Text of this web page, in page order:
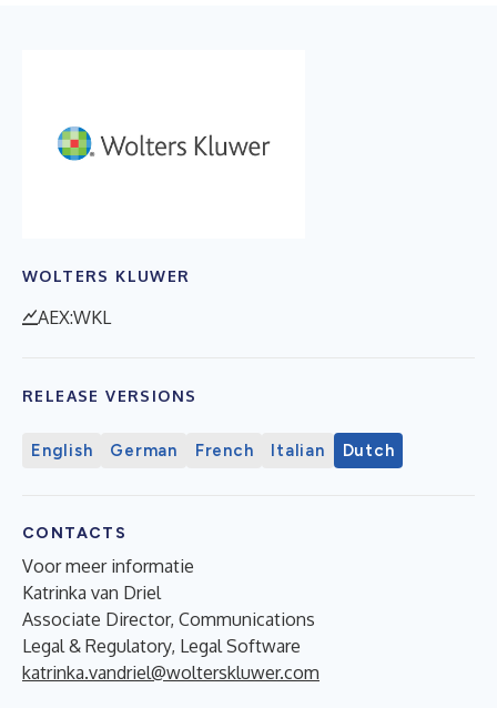
WOLTERS KLUWER
AEX:WKL
RELEASE VERSIONS
English German French Italian Dutch
CONTACTS
Voor meer informatie
Katrinka van Driel
Associate Director, Communications
Legal & Regulatory, Legal Software
katrinka.vandriel@wolterskluwer.com